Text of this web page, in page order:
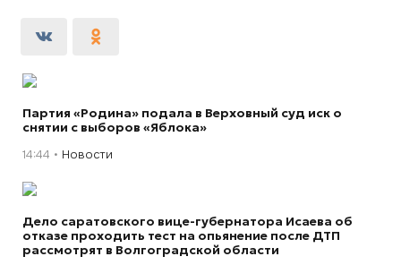
Партия «Родина» подала в Верховный суд иск о
снятии с выборов «Яблока»
14:44 Новости
Дело саратовского вице-губернатора Исаева об
отказе проходить тест на опьянение после ДТП
рассмотрят в Волгоградской области